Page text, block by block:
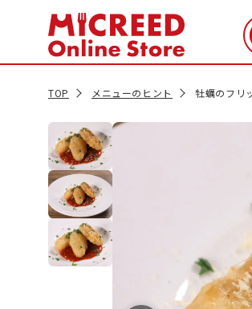
TOP メニューのヒント 牡蠣のフリ